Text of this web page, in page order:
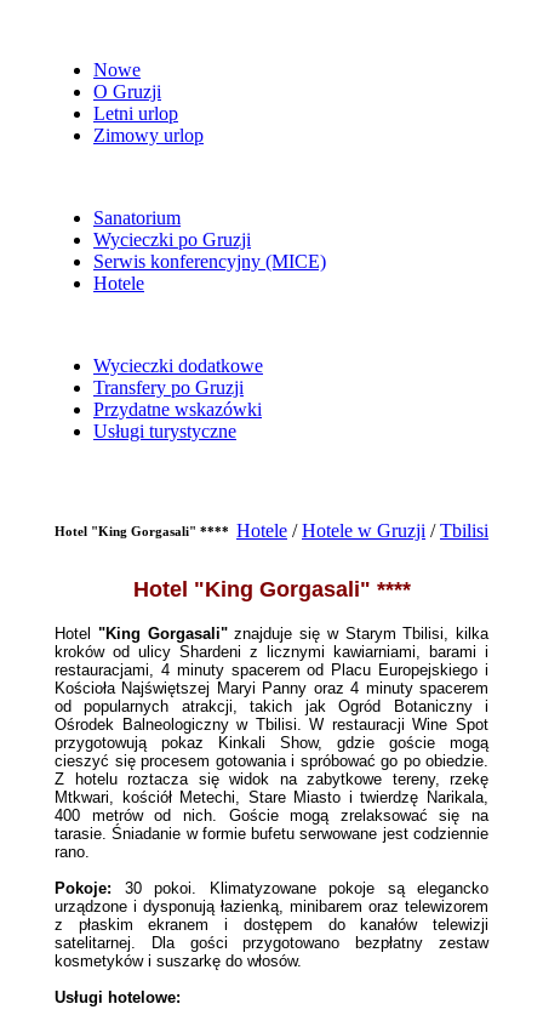
Nowe
O Gruzji
Letni urlop
Zimowy urlop
Sanatorium
Wycieczki po Gruzji
Serwis konferencyjny (MICE)
Hotele
Wycieczki dodatkowe
Transfery po Gruzji
Przydatne wskazówki
Usługi turystyczne
Hotel "King Gorgasali" **** Hotele /Hotele w Gruzji /Tbilisi
Hotel "King Gorgasali" ****
Hotel "King Gorgasali"znajduje się w Starym Tbilisi, kilka
kroków od ulicy Shardeni z licznymi kawiarniami, barami i
restauracjami, 4 minuty spacerem od Placu Europejskiego i
Kościoła Najświętszej Maryi Panny oraz 4 minuty spacerem
od popularnych atrakcji, takich jak Ogród Botaniczny i
Ośrodek Balneologiczny w Tbilisi. W restauracji Wine Spot
przygotowują pokaz Kinkali Show, gdzie goście mogą
cieszyć się procesem gotowania i spróbować go po obiedzie.
Z hotelu roztacza się widok na zabytkowe tereny, rzekę
Mtkwari, kościół Metechi, Stare Miasto i twierdzę Narikala,
400 metrów od nich. Goście mogą zrelaksować się na
tarasie. Śniadanie w formie bufetu serwowane jest codziennie
rano.
Pokoje: 30 pokoi. Klimatyzowane pokoje są elegancko
urządzone i dysponują łazienką, minibarem oraz telewizorem
z płaskim ekranem i dostępem do kanałów telewizji
satelitarnej. Dla gości przygotowano bezpłatny zestaw
kosmetyków i suszarkę do włosów.
Usługi hotelowe: